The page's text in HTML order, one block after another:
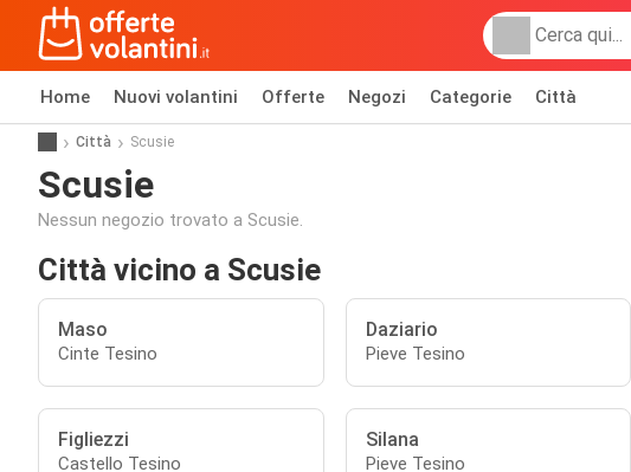
Home Nuovi volantini Offerte Negozi Categorie Città
Città Scusie
Scusie
Nessun negozio trovato a Scusie.
Città vicino a Scusie
Maso
Cinte Tesino
Daziario
Pieve Tesino
Figliezzi
Castello Tesino
Silana
Pieve Tesino